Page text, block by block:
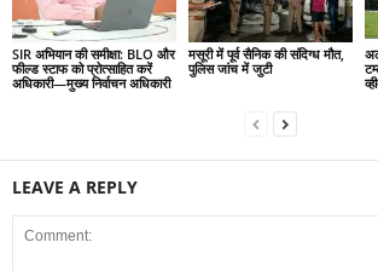
SIR अभियान की समीक्षा: BLO और
फील्ड स्टाफ को प्रोत्साहित करें
अधिकारी—मुख्य निर्वाचन अधिकारी
मसूरी में पूर्व सैनिक की संदिग्ध मौत,
पुलिस जांच में जुटी
LEAVE A REPLY